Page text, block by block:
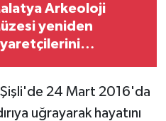
Arkeoloji
yeniden
24 Mart 2016'da
uğrayarak hayatını